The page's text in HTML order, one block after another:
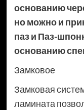
основанию
но можно и
паз и Паз-
основанию
Замковое
Замковая
ламината